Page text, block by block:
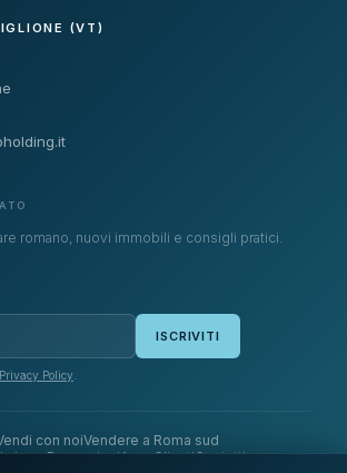
(VT)
romano, nuovi immobili e consigli pratici.
ISCRIVITI
Privacy Policy
con noiVendere a Roma sud
siamoRecensioniArea ClientiContatti